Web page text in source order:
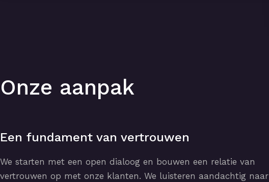
Onze aanpak
Een fundament van vertrouwen
We starten met een open dialoog en bouwen een relatie van
vertrouwen op met onze klanten. We luisteren aandachtig naar